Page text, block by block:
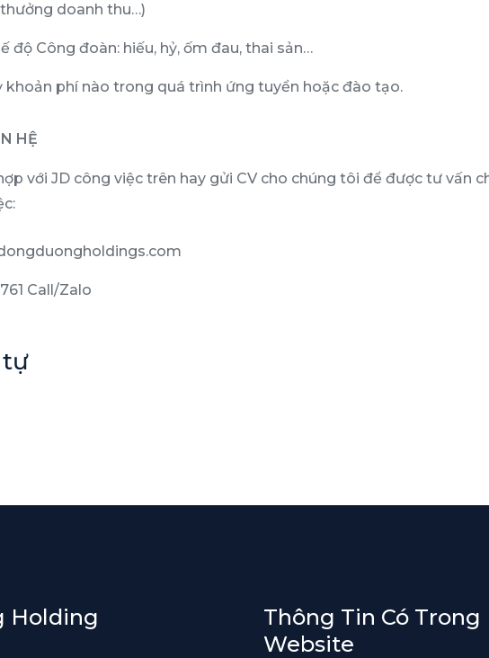
doanh thu…)
độ Công đoàn: hiếu, hỷ, ốm đau, thai sản…
khoản phí nào trong quá trình ứng tuyển hoặc đào tạo.
HỆ
với JD công việc trên hay gửi CV cho chúng tôi để được tư vấn
Call/Zalo
Holding
Thông Tin Có Trong
Website